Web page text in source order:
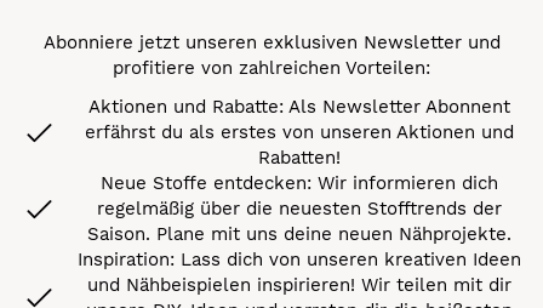
Abonniere jetzt unseren exklusiven Newsletter und
profitiere von zahlreichen Vorteilen:
Aktionen und Rabatte: Als Newsletter Abonnent
erfährst du als erstes von unseren Aktionen und
Rabatten!
Neue Stoffe entdecken: Wir informieren dich
regelmäßig über die neuesten Stofftrends der
Saison. Plane mit uns deine neuen Nähprojekte.
Inspiration: Lass dich von unseren kreativen Ideen
und Nähbeispielen inspirieren! Wir teilen mit dir